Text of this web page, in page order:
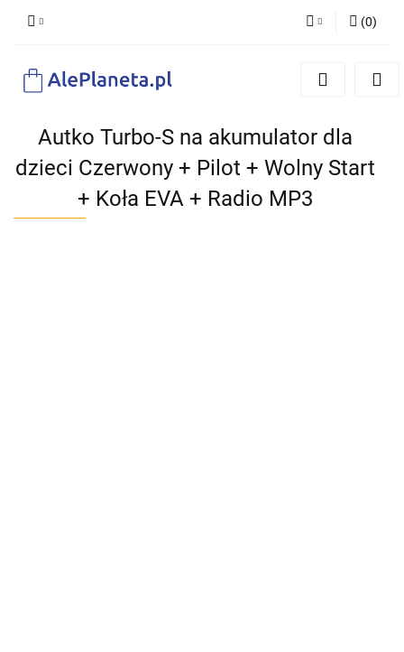
Zaloguj się
(0)
Autko Turbo-S na akumulator dla
dzieci Czerwony + Pilot + Wolny Start
+ Koła EVA + Radio MP3